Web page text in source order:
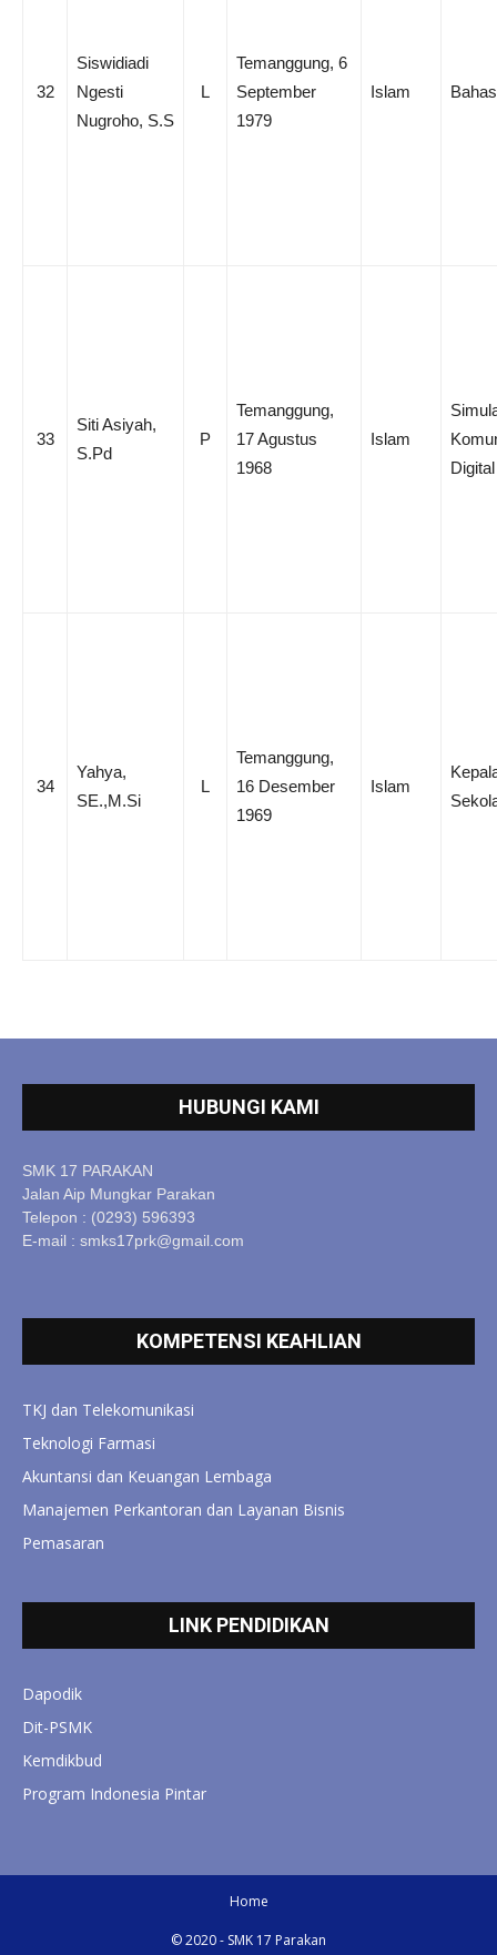
32
Siswidiadi
Ngesti
Nugroho, S.S
L
Temanggung, 6
September
1979
Islam
33
Siti Asiyah,
S.Pd
P
Temanggung,
17 Agustus
1968
Islam
Digital
34
Yahya,
SE.,M.Si
L
Temanggung,
16 Desember
1969
Islam
HUBUNGI KAMI
SMK 17 PARAKAN
Jalan Aip Mungkar Parakan
Telepon : (0293) 596393
E-mail : smks17prk@gmail.com
KOMPETENSI KEAHLIAN
TKJ dan Telekomunikasi
Teknologi Farmasi
Akuntansi dan Keuangan Lembaga
Manajemen Perkantoran dan Layanan Bisnis
Pemasaran
LINK PENDIDIKAN
Dapodik
Dit-PSMK
Kemdikbud
Program Indonesia Pintar
Home
© 2020 - SMK 17 Parakan